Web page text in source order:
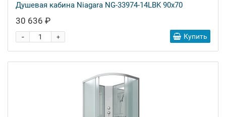
Душевая кабина Niagara NG-33974-14LBK 90x70
30 636 ₽
+
- Купить